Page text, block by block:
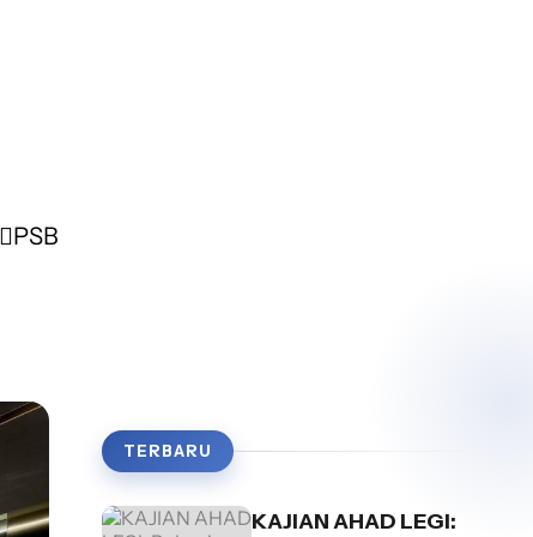
PSB
TERBARU
KAJIAN AHAD LEGI: